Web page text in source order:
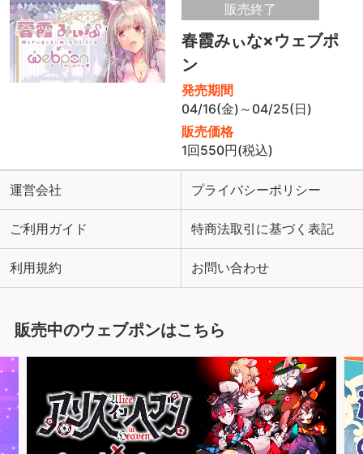
販売終了
春霞みぃな×ウェブポ
ン
発売期間
04/16(金)～04/25(日)
販売価格
1回550円(税込)
運営会社 プライバシーポリシー
ご利用ガイド 特商法取引に基づく表記
利用規約 お問い合わせ
販売中のウェブポンはこちら